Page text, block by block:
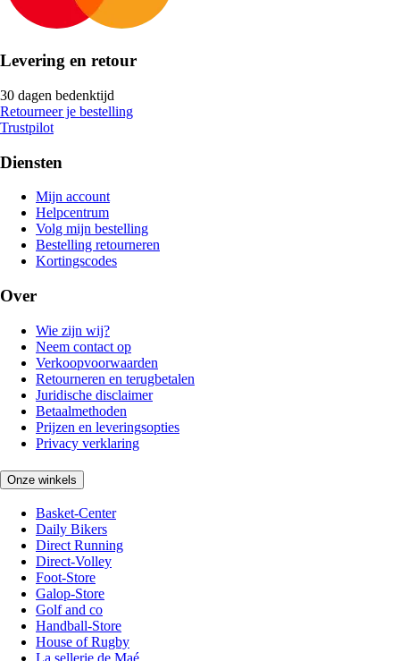
Levering en retour
30 dagen bedenktijd
Retourneer je bestelling
Trustpilot
Diensten
Mijn account
Helpcentrum
Volg mijn bestelling
Bestelling retourneren
Kortingscodes
Over
Wie zijn wij?
Neem contact op
Verkoopvoorwaarden
Retourneren en terugbetalen
Juridische disclaimer
Betaalmethoden
Prijzen en leveringsopties
Privacy verklaring
Onze winkels
Basket-Center
Daily Bikers
Direct Running
Direct-Volley
Foot-Store
Galop-Store
Golf and co
Handball-Store
House of Rugby